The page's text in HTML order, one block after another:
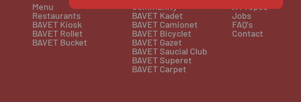
Menu
Restaurants
BAVET Kiosk
BAVET Rollet
BAVET Bucket
Community
BAVET Kadet
BAVET Camionet
BAVET Bicyclet
BAVET Gazet
BAVET Saucial Club
BAVET Superet
BAVET Carpet
À Propos
Jobs
FAQ's
Contact